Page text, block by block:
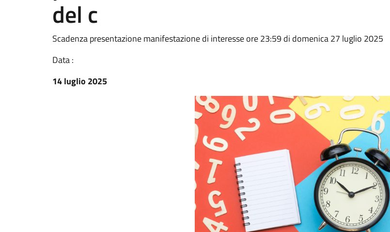
del c
Scadenza presentazione manifestazione di interesse ore 23:59 di domenica 27 luglio 2025
Data :
14 luglio 2025